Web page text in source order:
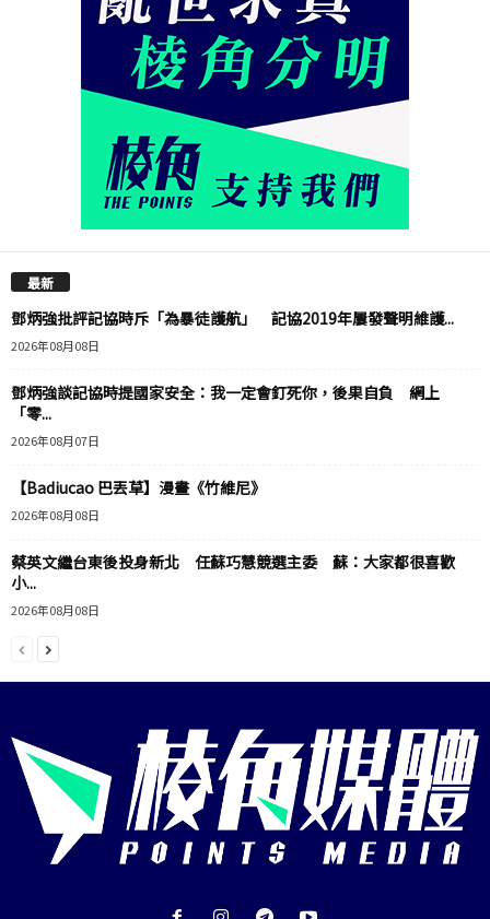
最新
鄧炳強批評記協時斥「為暴徒護航」 記協2019年屢發聲明維護...
2026年08月08日
鄧炳強談記協時提國家安全：我一定會釘死你，後果自負 網上
「零...
2026年08月07日
【Badiucao 巴丟草】漫畫《竹維尼》
2026年08月08日
蔡英文繼台東後投身新北 任蘇巧慧競選主委 蘇：大家都很喜歡
小...
2026年08月08日